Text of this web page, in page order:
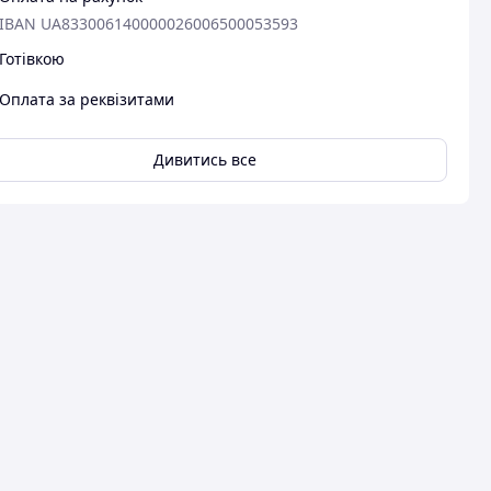
IBAN UA833006140000026006500053593
Готівкою
Оплата за реквізитами
Дивитись все